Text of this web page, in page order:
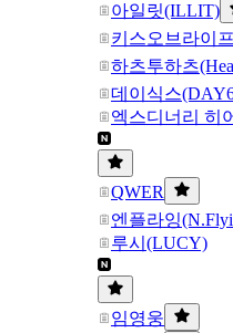
아일릿(ILLIT)
키스오브라이
하츠투하츠
데이식스
엑스디너리 히
QWER
엔플라잉
루시(LUCY)
임영웅